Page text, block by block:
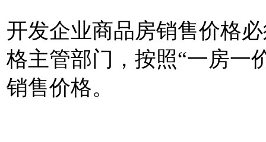
开发企业商品房销售价格
格主管部门，按照“一房一
销售价格。